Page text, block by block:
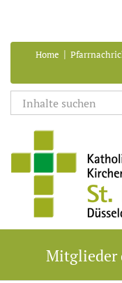
Home |
Mitglieder